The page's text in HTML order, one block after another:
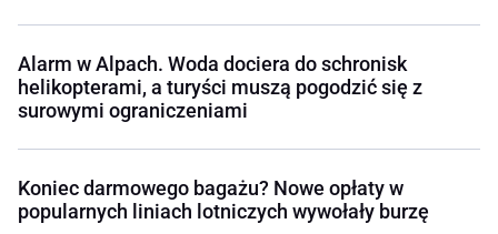
Alarm w Alpach. Woda dociera do schronisk
helikopterami, a turyści muszą pogodzić się z
surowymi ograniczeniami
Koniec darmowego bagażu? Nowe opłaty w
popularnych liniach lotniczych wywołały burzę